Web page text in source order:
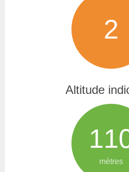
2
Altitude
mètres